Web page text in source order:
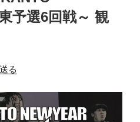
予選6回戦～ 観